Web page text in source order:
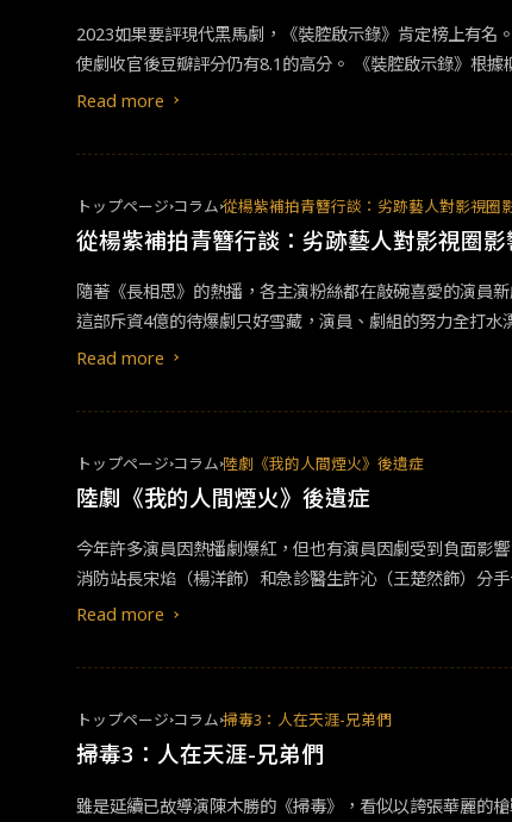
共鳴，但每個領域都淺嚐即止，並未深入探討。結果就像
節，在影視劇中並不少見。當選擇使用這樣的橋段，就要
談理想談家庭的好劇。《驕陽伴我》願意將焦點多放在不
2023如果要評現代黑馬劇，《裝腔啟示錄》肯定榜上有名
使劇收官後豆瓣評分仍有8.1的高分。 《裝腔啟示錄》根據柳翠虎同名連載小說改編而來，講述初級律師唐影（蔡文靜飾）與投行菁英許子詮相識，彼此曖昧拉扯較勁的愛情故事。 「裝腔」是個極
具當代性的現象。我們在職場被甩鍋時裝沒事、在情場上
Read more
トップページ コラム 從楊紫補拍青簪行談：劣跡藝人對影視圈
從楊紫補拍青簪行談：劣跡藝人對影視圈影
隨著《長相思》的熱播，各主演粉絲都在敲碗喜愛的演員
這部斥資4億的待爆劇只好雪藏，演員、劇組的努力全打水漂。 時隔四年，楊紫答應補拍鏡頭，劇方也找到林更新替補吳亦凡的角色。粉絲紛紛叫好，彷彿看到劇播的希望。 而像這樣因
導致影視劇無法順利播出，甚至直接被下架的案例可謂越
Read more
トップページ コラム 陸劇《我的人間煙火》後遺症
陸劇《我的人間煙火》後遺症
今年許多演員因熱播劇爆紅，但也有演員因劇受到負面影
消防站長宋焰（楊洋飾）和急診醫生許沁（王楚然飾）分
久久不能出戲，連坐演員受罪？ 王楚然的風評在劇播後直線下滑。許多觀眾非常討厭她飾演的女主角許沁，決定拒看王楚然之後的影視作品。可偏偏明年許多待播劇均有她的身影，其中包含與今年
楊洋也因演技問題被評上新代油王。影視形象受到重創。
Read more
トップページ コラム 掃毒3：人在天涯-兄弟們
掃毒3：人在天涯-兄弟們
雖是延續已故導演陳木勝的《掃毒》，看似以誇張華麗的